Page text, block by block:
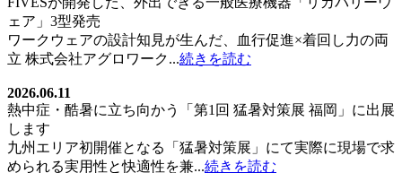
ェア」3型発売
ワークウェアの設計知見が生んだ、血行促進×着回し力の両
立 株式会社アグロワーク...続きを読む
2026.06.11
熱中症・酷暑に立ち向かう「第1回 猛暑対策展 福岡」に出展
します
九州エリア初開催となる「猛暑対策展」にて実際に現場で求
められる実用性と快適性を兼...続きを読む